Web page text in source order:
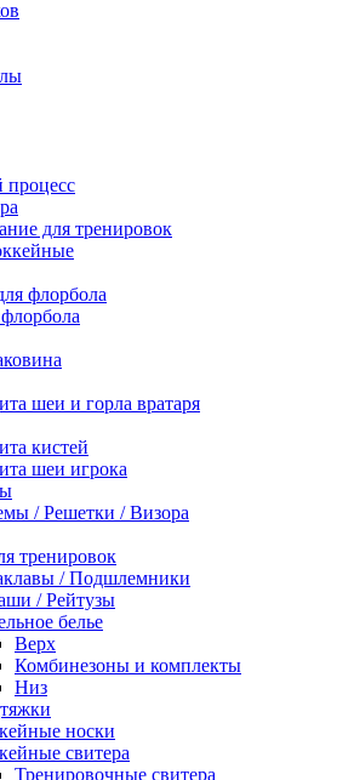
процесс
для тренировок
флорбола
шеи и горла вратаря
кистей
шеи игрока
/ Решетки / Визора
тренировок
/ Подшлемники
/ Рейтузы
белье
Верх
Комбинезоны и комплекты
Низ
носки
свитера
Тренировочные свитера